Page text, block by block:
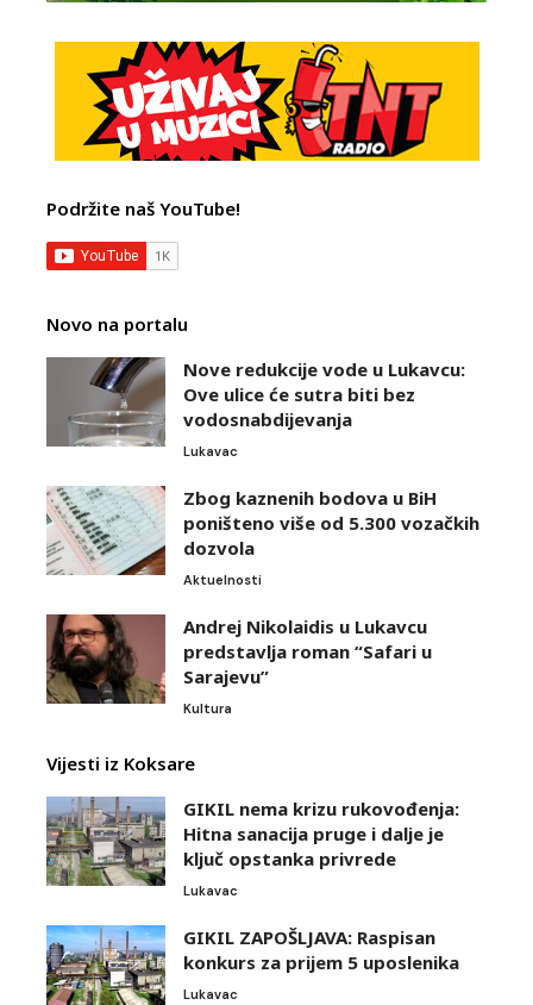
Podržite naš YouTube!
Novo na portalu
Nove redukcije vode u Lukavcu:
Ove ulice će sutra biti bez
vodosnabdijevanja
Lukavac
Zbog kaznenih bodova u BiH
poništeno više od 5.300 vozačkih
dozvola
Aktuelnosti
Andrej Nikolaidis u Lukavcu
predstavlja roman “Safari u
Sarajevu”
Kultura
Vijesti iz Koksare
GIKIL nema krizu rukovođenja:
Hitna sanacija pruge i dalje je
ključ opstanka privrede
Lukavac
GIKIL ZAPOŠLJAVA: Raspisan
konkurs za prijem 5 uposlenika
Lukavac